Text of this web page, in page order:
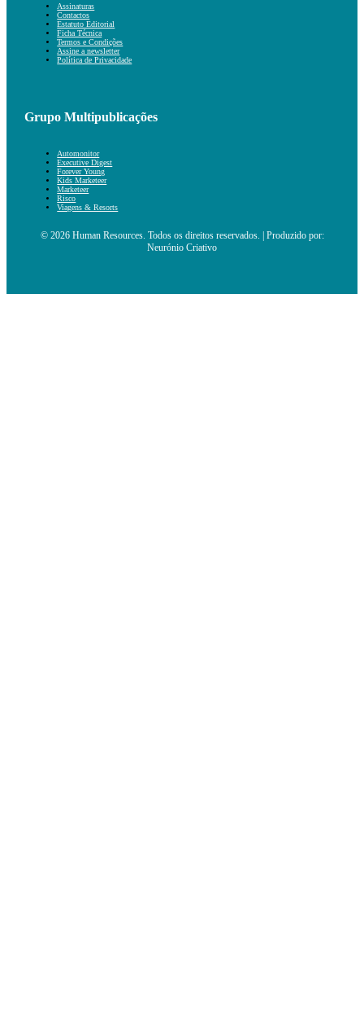
Assinaturas
Contactos
Estatuto Editorial
Ficha Técnica
Termos e Condições
Assine a newsletter
Política de Privacidade
Grupo Multipublicações
Automonitor
Executive Digest
Forever Young
Kids Marketeer
Marketeer
Risco
Viagens & Resorts
© 2026 Human Resources. Todos os direitos reservados. | Produzido por:
Neurónio Criativo